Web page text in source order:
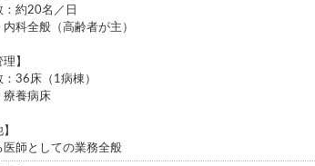
：約20名／日
内科全般（高齢者が主）
】
：36床（1病棟）
療養病床
医師としての業務全般